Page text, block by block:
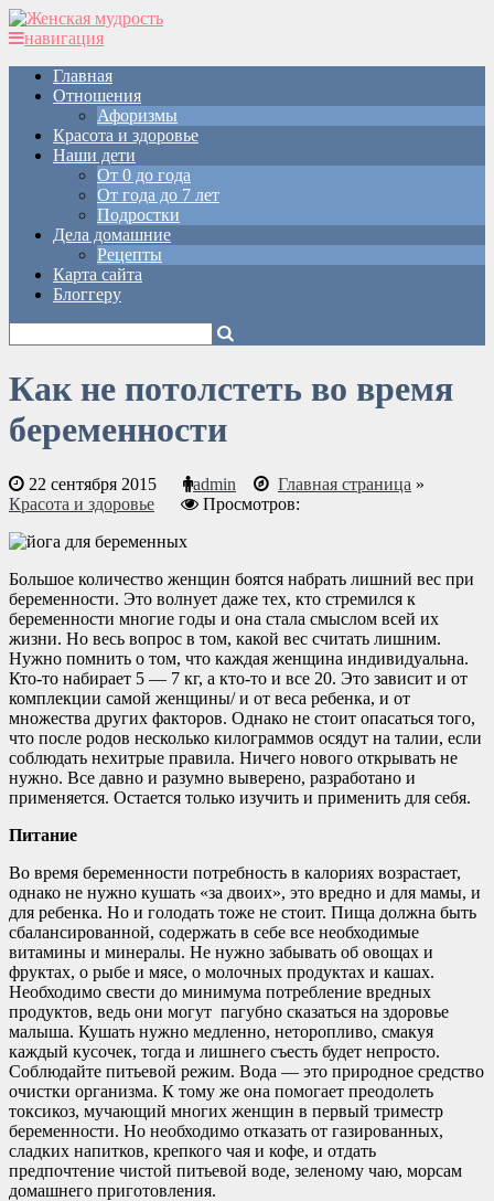
навигация
Главная
Отношения
Афоризмы
Красота и здоровье
Наши дети
От 0 до года
От года до 7 лет
Подростки
Дела домашние
Рецепты
Карта сайта
Блоггеру
Как не потолстеть во время
беременности
22 сентября 2015 admin Главная страница »
Красота и здоровье
Просмотров:
Большое количество женщин боятся набрать лишний вес при
беременности. Это волнует даже тех, кто стремился к
беременности многие годы и она стала смыслом всей их
жизни. Но весь вопрос в том, какой вес считать лишним.
Нужно помнить о том, что каждая женщина индивидуальна.
Кто-то набирает 5 — 7 кг, а кто-то и все 20. Это зависит и от
комплекции самой женщины/ и от веса ребенка, и от
множества других факторов. Однако не стоит опасаться того,
что после родов несколько килограммов осядут на талии, если
соблюдать нехитрые правила. Ничего нового открывать не
нужно. Все давно и разумно выверено, разработано и
применяется. Остается только изучить и применить для себя.
Питание
Во время беременности потребность в калориях возрастает,
однако не нужно кушать «за двоих», это вредно и для мамы, и
для ребенка. Но и голодать тоже не стоит. Пища должна быть
сбалансированной, содержать в себе все необходимые
витамины и минералы. Не нужно забывать об овощах и
фруктах, о рыбе и мясе, о молочных продуктах и кашах.
Необходимо свести до минимума потребление вредных
продуктов, ведь они могут пагубно сказаться на здоровье
малыша. Кушать нужно медленно, неторопливо, смакуя
каждый кусочек, тогда и лишнего съесть будет непросто.
Соблюдайте питьевой режим. Вода — это природное средство
очистки организма. К тому же она помогает преодолеть
токсикоз, мучающий многих женщин в первый триместр
беременности. Но необходимо отказать от газированных,
сладких напитков, крепкого чая и кофе, и отдать
предпочтение чистой питьевой воде, зеленому чаю, морсам
домашнего приготовления.